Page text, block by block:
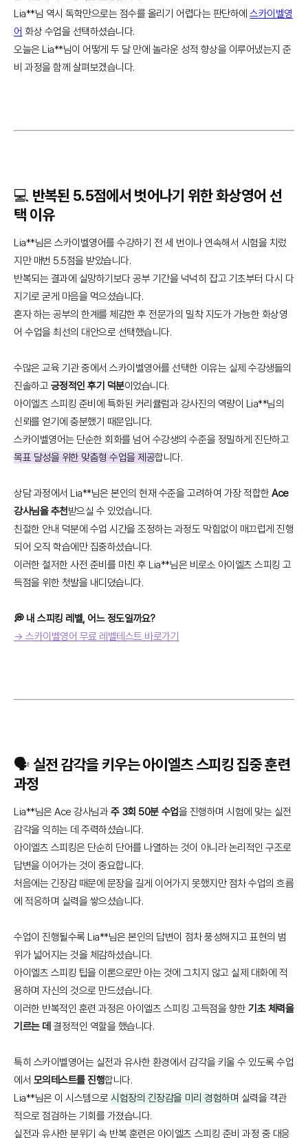
Lia**님 역시 독학만으로는 점수를 올리기 어렵다는 판단하에스카이벨영
어 화상 수업을 선택하셨습니다.
오늘은 Lia**님이 어떻게 두 달 만에 놀라운 성적 향상을 이루어냈는지 준
비 과정을 함께 살펴보겠습니다.
💻 반복된 5.5점에서 벗어나기 위한 화상영어 선
택 이유
Lia**님은 스카이벨영어를 수강하기 전 세 번이나 연속해서 시험을 치렀
지만 매번 5.5점을 받았습니다.
반복되는 결과에 실망하기보다 공부 기간을 넉넉히 잡고 기초부터 다시 다
지기로 굳게 마음을 먹으셨습니다.
혼자 하는 공부의 한계를 체감한 후 전문가의 밀착 지도가 가능한 화상영
어 수업을 최선의 대안으로 선택했습니다.
수많은 교육 기관 중에서 스카이벨영어를 선택한 이유는 실제 수강생들의
진솔하고 긍정적인 후기 덕분이었습니다.
아이엘츠 스피킹 준비에 특화된 커리큘럼과 강사진의 역량이 Lia**님의
신뢰를 얻기에 충분했기 때문입니다.
스카이벨영어는 단순한 회화를 넘어 수강생의 수준을 정밀하게 진단하고
목표 달성을 위한 맞춤형 수업을 제공합니다.
상담 과정에서 Lia**님은 본인의 현재 수준을 고려하여 가장 적합한Ace
강사님을 추천받으실 수 있었습니다.
친절한 안내 덕분에 수업 시간을 조정하는 과정도 막힘없이 매끄럽게 진행
되어 오직 학습에만 집중하셨습니다.
이러한 철저한 사전 준비를 마친 후 Lia**님은 비로소 아이엘츠 스피킹 고
득점을 위한 첫발을 내디뎠습니다.
💭 내 스피킹 레벨, 어느 정도일까요?
→ 스카이벨영어 무료 레벨테스트 바로가기
🗣️ 실전 감각을 키우는 아이엘츠 스피킹 집중 훈련
과정
Lia**님은 Ace 강사님과주 3회 50분 수업을 진행하며 시험에 맞는 실전
감각을 익히는 데 주력하셨습니다.
아이엘츠 스피킹은 단순히 단어를 나열하는 것이 아니라 논리적인 구조로
답변을 이어가는 것이 중요합니다.
처음에는 긴장감 때문에 문장을 길게 이어가지 못했지만 점차 수업의 흐름
에 적응하며 실력을 쌓으셨습니다.
수업이 진행될수록 Lia**님은 본인의 답변이 점차 풍성해지고 표현의 범
위가 넓어지는 것을 체감하셨습니다.
아이엘츠 스피킹 팁을 이론으로만 아는 것에 그치지 않고 실제 대화에 적
용하며 자신의 것으로 만드셨습니다.
이러한 반복적인 훈련 과정은 아이엘츠 스피킹 고득점을 향한기초 체력을
기르는 데 결정적인 역할을 했습니다.
특히 스카이벨영어는 실전과 유사한 환경에서 감각을 키울 수 있도록 수업
에서 모의테스트를 진행합니다.
Lia**님은 이 시스템으로시험장의 긴장감을 미리 경험하며 실력을 객관
적으로 점검하는 기회를 가졌습니다.
실전과 유사한 분위기 속 반복 훈련은 아이엘츠 스피킹 준비 과정 중 대응